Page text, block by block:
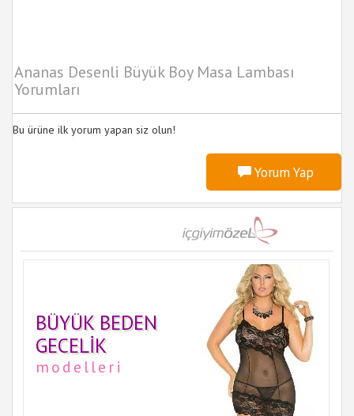
Ananas Desenli Büyük Boy Masa Lambası
Yorumları
Bu ürüne ilk yorum yapan siz olun!
Yorum Yap
BÜYÜK BEDEN
GECELIK
modelleri